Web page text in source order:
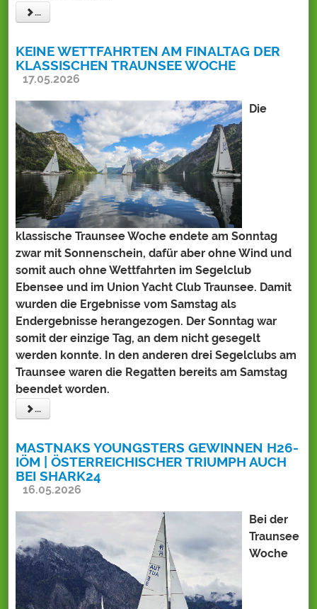
...
KEINE WETTFAHRTEN AM FINALTAG DER
KLASSISCHEN TRAUNSEE WOCHE
17.05.2026
Die
klassische Traunsee Woche endete am Sonntag
zwar mit Sonnenschein, dafür aber ohne Wind und
somit auch ohne Wettfahrten im Segelclub
Ebensee und im Union Yacht Club Traunsee. Damit
wurden die Ergebnisse vom Samstag als
Endergebnisse herangezogen. Der Sonntag war
somit der einzige Tag, an dem nicht gesegelt
werden konnte. In den anderen drei Segelclubs am
Traunsee waren die Regatten bereits am Samstag
beendet worden.
...
MASTNAKS YOUNGSTERS GEWINNEN H26-
IÖM | ÖSTERREICHISCHER TRIUMPH AUCH
BEI SHARK24
16.05.2026
Bei der
Traunsee
Woche